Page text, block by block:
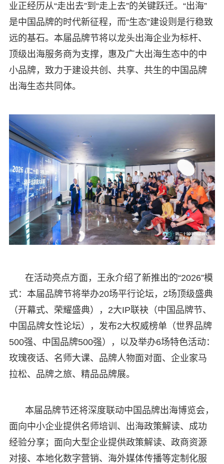
业正经历从“走出去”到“走上去”的关键跃迁。“出海”
是中国品牌的时代新征程，而“生态”建设则是行稳致
远的基石。本届品牌节将以龙头出海企业为标杆、
顶级出海服务商为支撑，惠及广大出海生态中的中
小品牌，致力于建设共创、共享、共生的中国品牌
出海生态共同体。
在活动亮点方面，王永介绍了新推出的“2026”模
式：本届品牌节将举办20场平行论坛，2场顶级盛典
（开幕式、荣耀盛典），2大IP联袂（中国品牌节、
中国品牌女性论坛），发布2大权威榜单（世界品牌
500强、中国品牌500强），以及举办6场特色活动：
玫瑰夜话、名师大课、品牌人物面对面、企业家马
拉松、品牌之旅、精品品牌展。
本届品牌节还将深度联动中国品牌出海博览会，
面向中小企业提供名师培训、出海政策解读、成功
经验分享；面向大型企业提供政策解读、政商资源
对接、本地化数字营销、海外媒体传播等定制化服